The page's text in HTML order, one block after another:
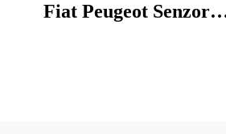
Fiat Peugeot Senzor